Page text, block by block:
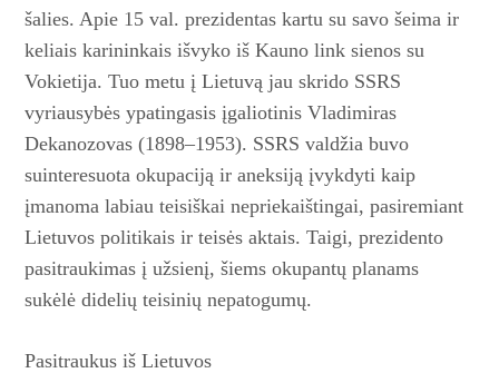
šalies. Apie 15 val. prezidentas kartu su savo šeima ir
keliais karininkais išvyko iš Kauno link sienos su
Vokietija. Tuo metu į Lietuvą jau skrido SSRS
vyriausybės ypatingasis įgaliotinis Vladimiras
Dekanozovas (1898–1953). SSRS valdžia buvo
suinteresuota okupaciją ir aneksiją įvykdyti kaip
įmanoma labiau tei­siškai ne­priekaištingai, pasiremiant
Lietuvos politikais ir teisės aktais. Taigi, prezidento
pasitraukimas į užsienį, šiems okupantų planams
sukėlė didelių teisinių nepatogumų.
Pasitraukus iš Lietuvos